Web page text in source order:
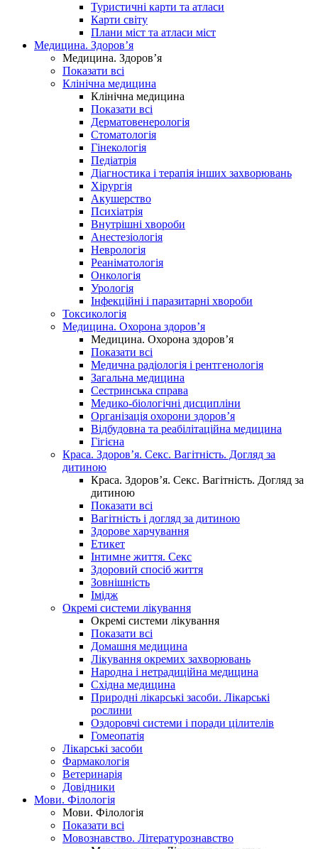
Туристичні карти та атласи
Карти світу
Плани міст та атласи міст
Медицина. Здоров’я
Медицина. Здоров’я
Показати всі
Клінічна медицина
Клінічна медицина
Показати всі
Дерматовенерологія
Стоматологія
Гінекологія
Педіатрія
Діагностика і терапія інших захворювань
Хірургія
Акушерство
Психіатрія
Внутрішні хвороби
Анестезіологія
Неврологія
Реаніматологія
Онкологія
Урологія
Інфекційні і паразитарні хвороби
Токсикологія
Медицина. Охорона здоров’я
Медицина. Охорона здоров’я
Показати всі
Медична радіологія і рентгенологія
Загальна медицина
Сестринська справа
Медико-біологічні дисципліни
Організація охорони здоров’я
Відбудовна та реабілітаційна медицина
Гігієна
Краса. Здоров’я. Секс. Вагітність. Догляд за
дитиною
Краса. Здоров’я. Секс. Вагітність. Догляд за
дитиною
Показати всі
Вагітність і догляд за дитиною
Здорове харчування
Етикет
Інтимне життя. Секс
Здоровий спосіб життя
Зовнішність
Імідж
Окремі системи лікування
Окремі системи лікування
Показати всі
Домашня медицина
Лікування окремих захворювань
Народна і нетрадиційна медицина
Східна медицина
Природні лікарські засоби. Лікарські
рослини
Оздоровчі системи і поради цілителів
Гомеопатія
Лікарські засоби
Фармакологія
Ветеринарія
Довідники
Мови. Філологія
Мови. Філологія
Показати всі
Мовознавство. Літературознавство